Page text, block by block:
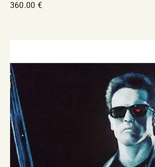
360.00 €